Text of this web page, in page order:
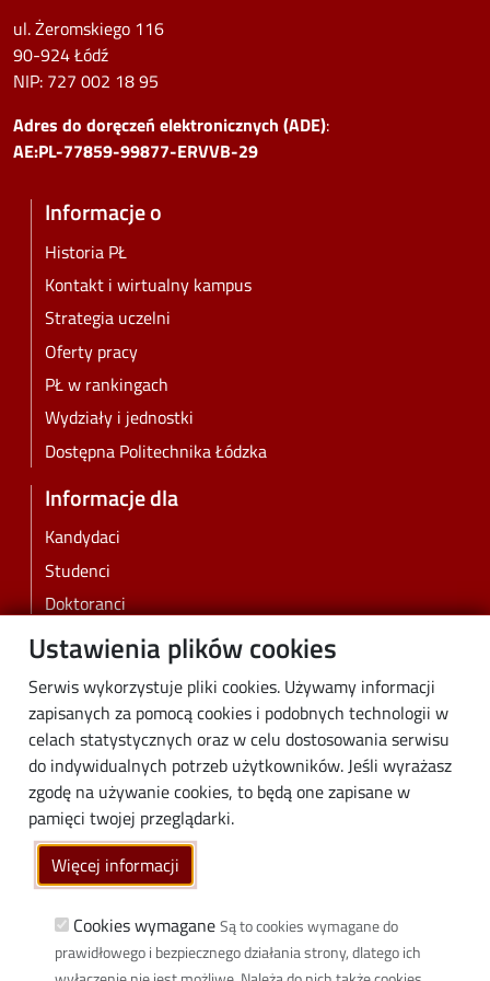
Ustawienia plików cookies
Serwis wykorzystuje pliki cookies. Używamy informacji
zapisanych za pomocą cookies i podobnych technologii w
celach statystycznych oraz w celu dostosowania serwisu
do indywidualnych potrzeb użytkowników. Jeśli wyrażasz
zgodę na używanie cookies, to będą one zapisane w
pamięci twojej przeglądarki.
Więcej informacji
Cookies wymagane Są to cookies wymagane do
prawidłowego i bezpiecznego działania strony, dlatego ich
ul. Żeromskiego 116
90-924 Łódź
NIP: 727 002 18 95
Adres do doręczeń elektronicznych (ADE):
AE:PL-77859-99877-ERVVB-29
Informacje o
Historia PŁ
Kontakt i wirtualny kampus
Strategia uczelni
Oferty pracy
PŁ w rankingach
Wydziały i jednostki
Dostępna Politechnika Łódzka
Informacje dla
Kandydaci
Studenci
Doktoranci
Pracownicy
Biznes
Media
Społeczność lokalna
Linki
Wikamp
Poczta elektroniczna
Biblioteka PŁ
Dyscypliny naukowe w PŁ